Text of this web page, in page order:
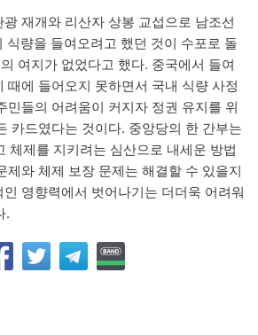
재개와 리산자 상봉 교섭으로 남조선
식량을 들여오려고 했던 것이 수포로 돌
여지가 없었다고 했다. 중국에서 들여
때에 들어오지 못하면서 국내 식량 사정
민들의 어려움이 커지자 정권 유지를 위
카드였다는 것이다. 중앙당의 한 간부는
체제를 지키려는 심산으로 내세운 방법
제와 체제 보장 문제는 해결할 수 있을지
영향력에서 벗어나기는 더더욱 어려워
.